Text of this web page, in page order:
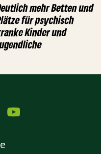
mehr Betten und
für psychisch
Kinder und